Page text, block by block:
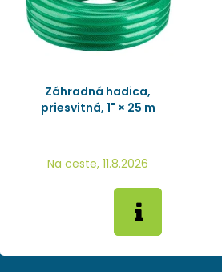
Záhradná hadica,
priesvitná, 1" × 25 m
Na ceste, 11.8.2026